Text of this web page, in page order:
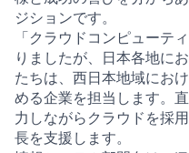
ジションです。
「クラウドコンピューテ
りましたが、日本各地に
たちは、西日本地域にお
める企業を担当します。
力しながらクラウドを採
長を支援します。